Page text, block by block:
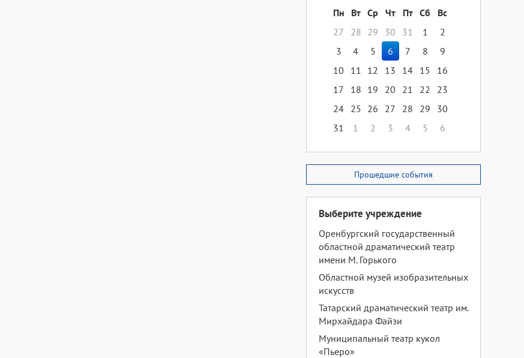
Пн
Вт Ср Чт Пт Сб
Вс
27
28 29 30 31 1
2
3
4 5 6 7 8
9
10
11 12 13 14 15
16
17
18 19 20 21 22
23
24 25 26 27 28 29
30
31
1 2 3 4 5 6
Прошедшие события
Выберите учреждение
Оренбургский государственный
областной драматический театр
имени М. Горького
Областной музей изобразительных
искусств
Татарский драматический театр им.
Мирхайдара Файзи
Муниципальный театр кукол
«Пьеро»